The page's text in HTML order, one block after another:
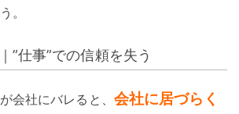
。
”仕事”での信頼を失う
会社にバレると、 会社に居づらく